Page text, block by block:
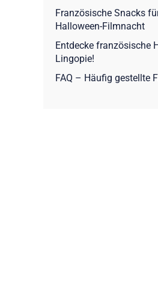
Französische Snacks
Halloween-Filmnacht
Entdecke französische
Lingopie!
FAQ – Häufig gestellte